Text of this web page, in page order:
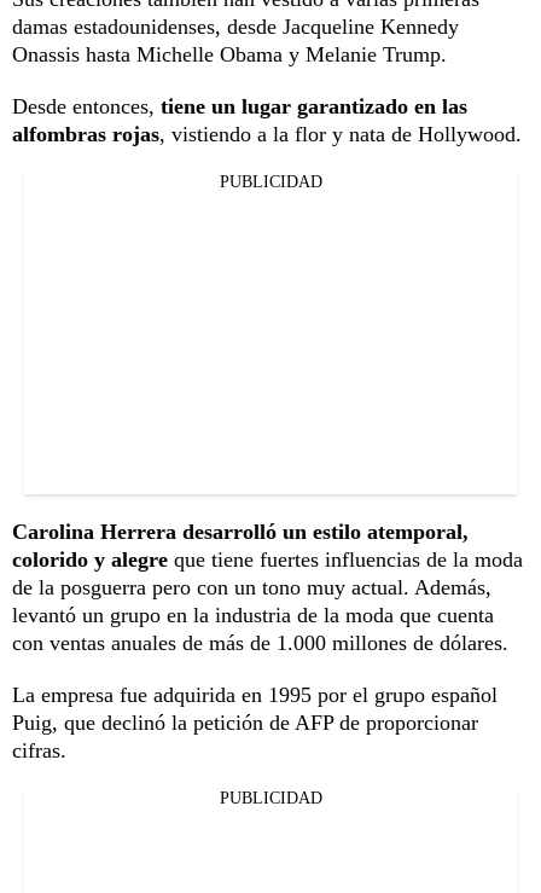
damas estadounidenses, desde Jacqueline Kennedy
Onassis hasta Michelle Obama y Melanie Trump.
Desde entonces, tiene un lugar garantizado en las
alfombras rojas, vistiendo a la flor y nata de Hollywood.
PUBLICIDAD
Carolina Herrera desarrolló un estilo atemporal,
colorido y alegre que tiene fuertes influencias de la moda
de la posguerra pero con un tono muy actual. Además,
levantó un grupo en la industria de la moda que cuenta
con ventas anuales de más de 1.000 millones de dólares.
La empresa fue adquirida en 1995 por el grupo español
Puig, que declinó la petición de AFP de proporcionar
cifras.
PUBLICIDAD